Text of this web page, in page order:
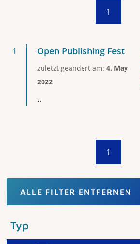
1
Open Publishing Fest
zuletzt geändert am: 4. May
2022
...
1
ALLE FILTER ENTFERNEN
Typ